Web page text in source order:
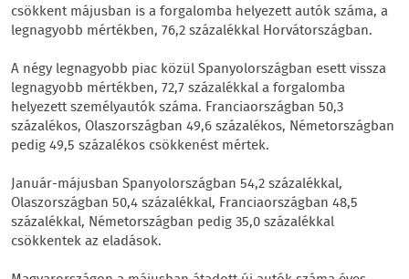
csökkent májusban is a forgalomba helyezett autók száma, a
legnagyobb mértékben, 76,2 százalékkal Horvátországban.
A négy legnagyobb piac közül Spanyolországban esett vissza
legnagyobb mértékben, 72,7 százalékkal a forgalomba
helyezett személyautók száma. Franciaországban 50,3
százalékos, Olaszországban 49,6 százalékos, Németországban
pedig 49,5 százalékos csökkenést mértek.
Január-májusban Spanyolországban 54,2 százalékkal,
Olaszországban 50,4 százalékkal, Franciaországban 48,5
százalékkal, Németországban pedig 35,0 százalékkal
csökkentek az eladások.